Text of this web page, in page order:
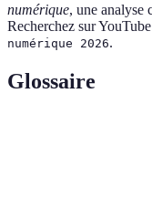
numérique, une analyse
Recherchez sur
numérique 2026.
Glossaire